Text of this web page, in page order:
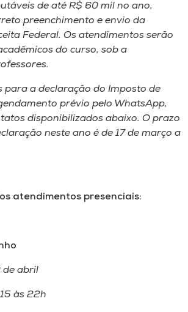
de até R$ 60 mil no ano,
preenchimento e envio da
Federal. Os atendimentos serão
do curso, sob a
para a declaração do Imposto de
prévio pelo WhatsApp,
disponibilizados abaixo. O prazo
neste ano é de 17 de março a
atendimentos presenciais:
de abril
às 22h